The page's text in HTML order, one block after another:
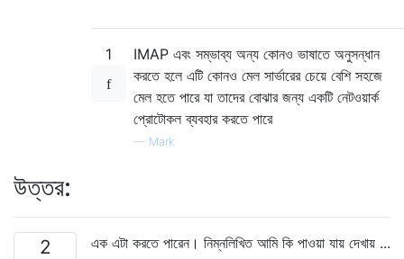
1
IMAP এবং সম্ভাব্য অন্য কোনও ভাষাতে অনুসন্ধান
করতে হলে এটি কোনও মেল সার্ভারের চেয়ে বেশি সহজে
মেল হতে পারে যা তাদের বোঝার জন্য একটি নেটওয়ার্ক
প্রোটোকল ব্যবহার করতে পারে
— Mark
উত্তর:
2
এক এটা করতে পারেন। নিম্নলিখিত আমি কি পাওয়া যায় দেখায় ...